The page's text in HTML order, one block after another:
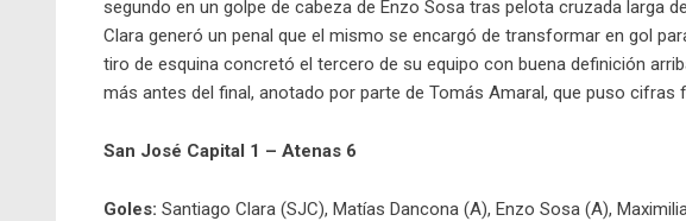
segundo en un golpe de cabeza de Enzo Sosa tras pelota cruzada larga
Clara generó un penal que el mismo se encargó de transformar en gol
tiro de esquina concretó el tercero de su equipo con buena definición
más antes del final, anotado por parte de Tomás Amaral, que puso cifras
San José Capital 1 – Atenas 6
Goles: Santiago Clara (SJC), Matías Dancona (A), Enzo Sosa (A),